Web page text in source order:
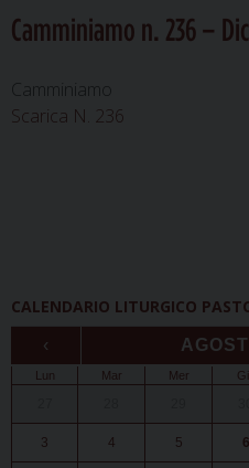
Camminiamo n. 236 –
Camminiamo
Scarica N. 236
CALENDARIO LITURGICO
‹
Lun Mar Mer
3 4 5 6